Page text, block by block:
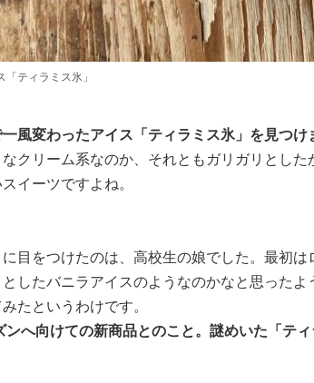
ティラミス氷」
風変わったアイス「ティラミス氷」を見つけ
クリーム系なのか、それともガリガリとし
イーツですよね。
に目をつけたのは、高校生の娘でした。最初
したバニラアイスのようなのかなと思った
たというわけです。
ンへ向けての新商品とのこと。謎めいた「テ